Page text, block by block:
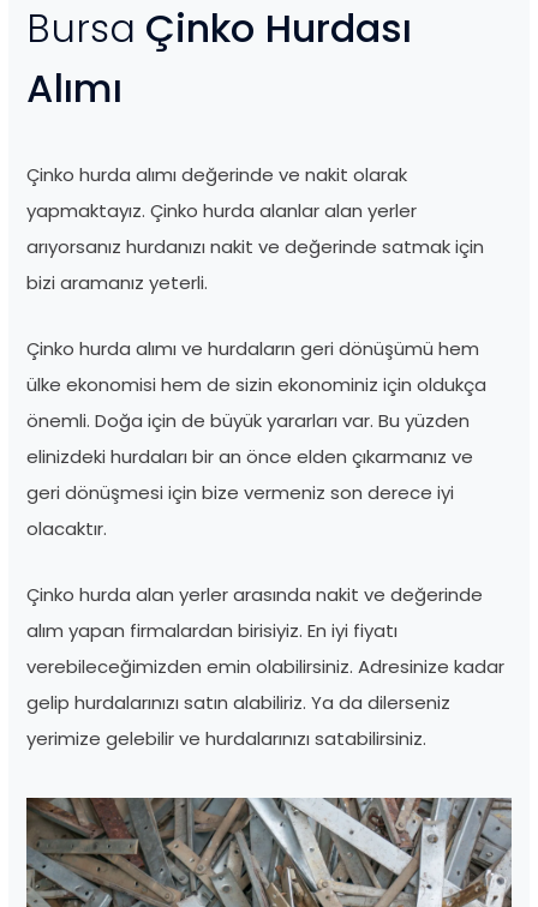
Bursa Çinko Hurdası
Alımı
Çinko hurda alımı değerinde ve nakit olarak
yapmaktayız. Çinko hurda alanlar alan yerler
arıyorsanız hurdanızı nakit ve değerinde satmak için
bizi aramanız yeterli.
Çinko hurda alımı ve hurdaların geri dönüşümü hem
ülke ekonomisi hem de sizin ekonominiz için oldukça
önemli. Doğa için de büyük yararları var. Bu yüzden
elinizdeki hurdaları bir an önce elden çıkarmanız ve
geri dönüşmesi için bize vermeniz son derece iyi
olacaktır.
Çinko hurda alan yerler arasında nakit ve değerinde
alım yapan firmalardan birisiyiz. En iyi fiyatı
verebileceğimizden emin olabilirsiniz. Adresinize kadar
gelip hurdalarınızı satın alabiliriz. Ya da dilerseniz
yerimize gelebilir ve hurdalarınızı satabilirsiniz.